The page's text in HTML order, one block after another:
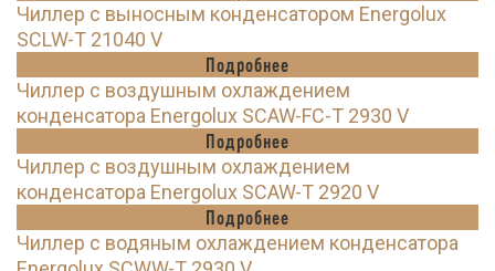
Чиллер с выносным конденсатором Energolux
SCLW-T 21040 V
Подробнее
Чиллер с воздушным охлаждением
конденсатора Energolux SCAW-FC-T 2930 V
Подробнее
Чиллер с воздушным охлаждением
конденсатора Energolux SCAW-T 2920 V
Подробнее
Чиллер с водяным охлаждением конденсатора